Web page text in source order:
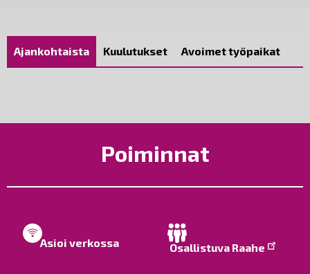
Raahen
kaupunki
Ajankohtaista Kuulutukset Avoimet työpaikat
Poiminnat
Asioi verkossa Osallistuva Raahe